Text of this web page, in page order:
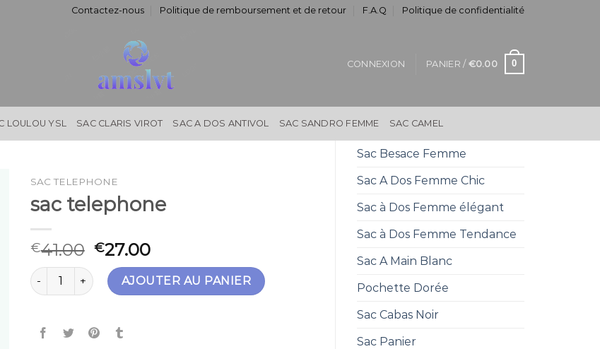
Contactez-nous Politique de remboursement et de retour F.A.Q Politique de confidentialité
CONNEXION PANIER / €0.00 0
LOULOU YSL SAC CLARIS VIROT SAC A DOS ANTIVOL SAC SANDRO FEMME SAC CAMEL
Sac Besace Femme
Sac A Dos Femme Chic
Sac à Dos Femme élégant
Sac à Dos Femme Tendance
Sac A Main Blanc
Pochette Dorée
Sac Cabas Noir
Sac Panier
SAC TELEPHONE
sac telephone
€41.00 €27.00
quantité de sac telephoneAJOUTER AU PANIER